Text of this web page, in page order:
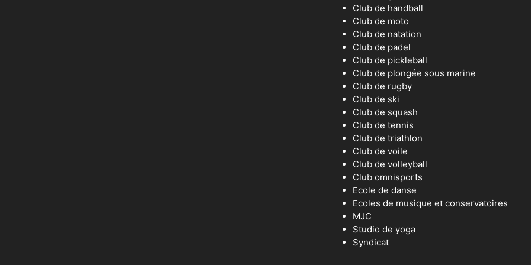
Club de handball
Club de moto
Club de natation
Club de padel
Club de pickleball
Club de plongée sous marine
Club de rugby
Club de ski
Club de squash
Club de tennis
Club de triathlon
Club de voile
Club de volleyball
Club omnisports
Ecole de danse
Ecoles de musique et conservatoires
MJC
Studio de yoga
Syndicat